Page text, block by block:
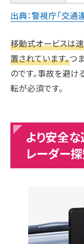
出典：警視庁「交通
移動式オービスは
置されています。つ
のです。事故を避
転が必須です。
より安全
レーダー